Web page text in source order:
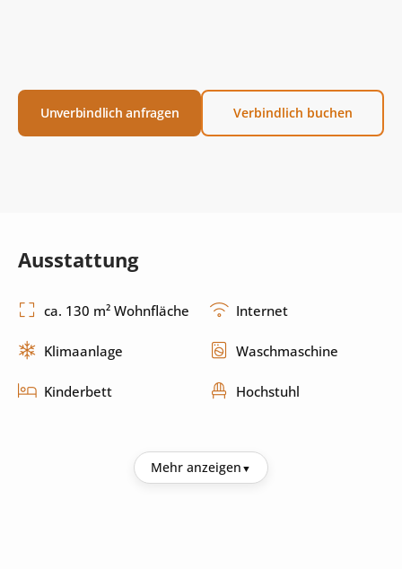
Unverbindlich anfragen Verbindlich buchen
Ausstattung
ca. 130 m² Wohnfläche Internet
Klimaanlage Waschmaschine
Kinderbett Hochstuhl
Mehr anzeigen